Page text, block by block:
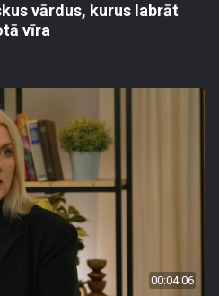
vārdus, kurus labrāt
vīra
00:04:06